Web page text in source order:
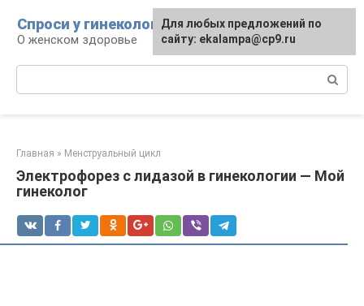
контенту
Спроси у гинеколога
О женском здоровье
Главная » Менструальный цикл
Электрофорез с лидазой в гинекологии — Мой
гинеколог
Для любых предложений по
сайту: ekalampa@cp9.ru